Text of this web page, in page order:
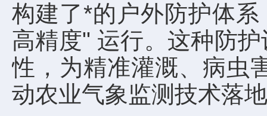
构建了*的户外防护体
高精度" 运行。这种防
性，为精准灌溉、病虫
动农业气象监测技术落